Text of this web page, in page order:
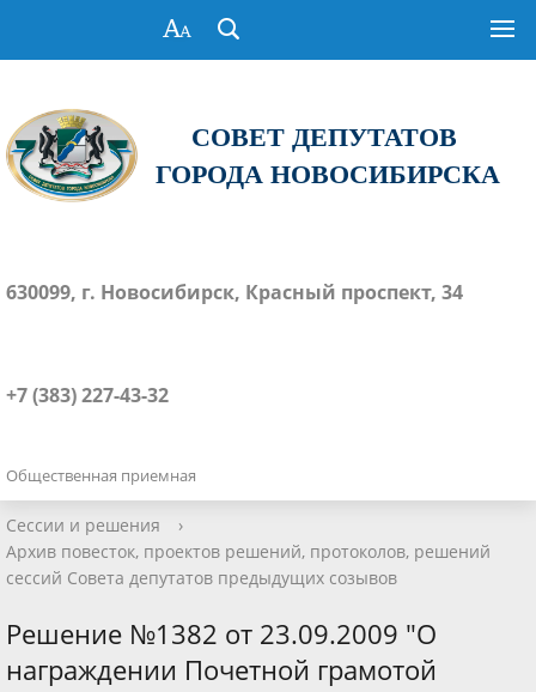
СОВЕТ ДЕПУТАТОВ
ГОРОДА НОВОСИБИРСКА
630099, г. Новосибирск, Красный проспект, 34
+7 (383) 227-43-32
Общественная приемная
Сессии и решения
›
Архив повесток, проектов решений, протоколов, решений
сессий Совета депутатов предыдущих созывов
Решение №1382 от 23.09.2009 "О
награждении Почетной грамотой